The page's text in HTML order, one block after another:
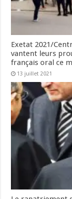
Exetat 2021/
vantent leurs
français oral ce
13 juillet 2021